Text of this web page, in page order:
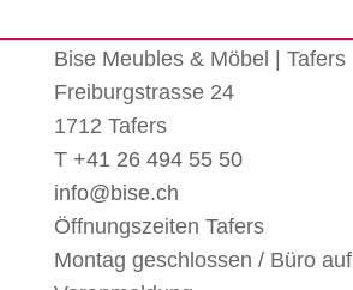
Bise Meubles & Möbel | Tafers
Freiburgstrasse 24
1712 Tafers
T +41 26 494 55 50
info@bise.ch
Öffnungszeiten Tafers
Montag geschlossen / Büro auf